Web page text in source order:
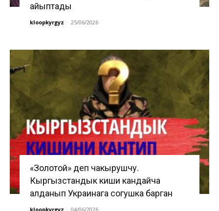
айыптады
kloopkyrgyz - 25/06/2026
«Золотой» деп чакырушчу.
Кыргызстандык киши кандайча
алданып Украинага согушка барган
kloopkyrgyz - 04/06/2026